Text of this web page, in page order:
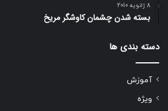
8 ژانویه 2010
بسته شدن چشمان کاوشگر مريخ
دسته بندی ها
آموزش
ویژه